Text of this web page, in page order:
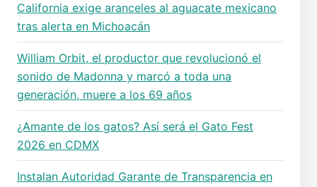
California exige aranceles al aguacate mexicano
tras alerta en Michoacán
William Orbit, el productor que revolucionó el
sonido de Madonna y marcó a toda una
generación, muere a los 69 años
¿Amante de los gatos? Así será el Gato Fest
2026 en CDMX
Instalan Autoridad Garante de Transparencia en